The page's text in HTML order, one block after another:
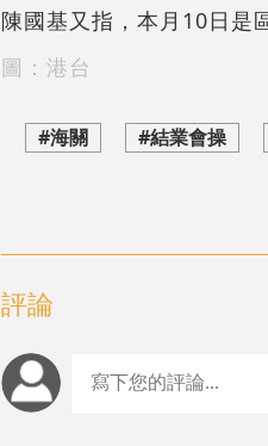
陳國基又指，本月10日是
圖：港台
#海關 #結業會操
評論